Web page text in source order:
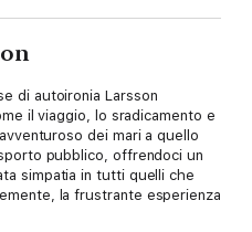
di autoironia Larsson
il viaggio, lo sradicamento e
dei mari a quello
pubblico, offrendoci un
simpatia in tutti quelli che
la frustrante esperienza